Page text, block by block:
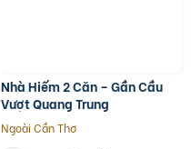
Nhà Hiếm 2 Căn – Gần Cầu
Vượt Quang Trung
Ngoài Cần Thơ